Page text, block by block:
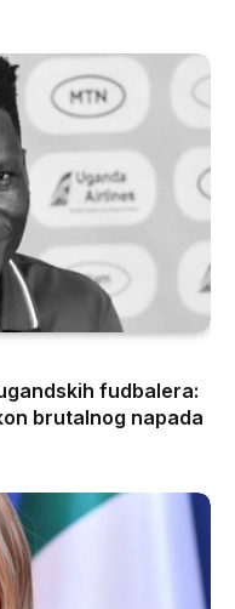
fudbalera:
brutalnog napada